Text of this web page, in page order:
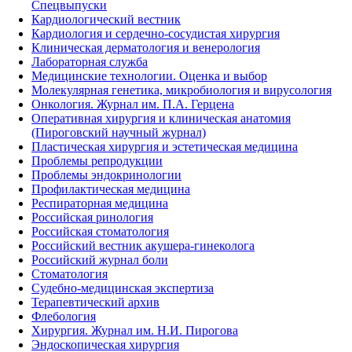
Спецвыпуски
Кардиологический вестник
Кардиология и сердечно-сосудистая хирургия
Клиническая дерматология и венерология
Лабораторная служба
Медицинские технологии. Оценка и выбор
Молекулярная генетика, микробиология и вирусология
Онкология. Журнал им. П.А. Герцена
Оперативная хирургия и клиническая анатомия
(Пироговский научный журнал)
Пластическая хирургия и эстетическая медицина
Проблемы репродукции
Проблемы эндокринологии
Профилактическая медицина
Респираторная медицина
Российская ринология
Российская стоматология
Российский вестник акушера-гинеколога
Российский журнал боли
Стоматология
Судебно-медицинская экспертиза
Терапевтический архив
Флебология
Хирургия. Журнал им. Н.И. Пирогова
Эндоскопическая хирургия